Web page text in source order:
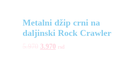
Metalni džip crni na
daljinski Rock Crawler
3.970 rsd